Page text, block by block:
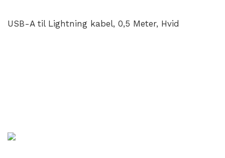
USB-A til Lightning kabel, 0,5 Meter, Hvid